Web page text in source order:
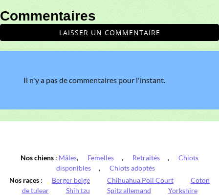
Commentaires
LAISSER UN COMMENTAIRE
Il n'y a pas de commentaires pour l'instant.
Nos chiens : Mâles, Femelles , Retraités ,
Chiots
disponibles
,
Chiots adoptés
Nos races : Berger belge Chihuahua Poil Court
Coton
de tulear
Shih tzu Spitz allemand
Yorkshire